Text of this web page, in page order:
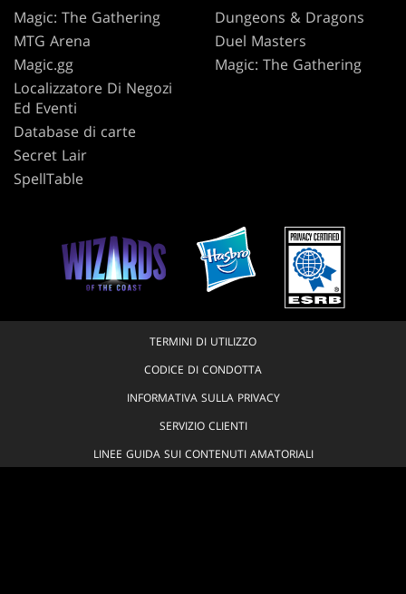
Magic: The Gathering
MTG Arena
Magic.gg
Localizzatore Di Negozi
Ed Eventi
Database di carte
Secret Lair
SpellTable
Dungeons & Dragons
Duel Masters
Magic: The Gathering
TERMINI DI UTILIZZO
CODICE DI CONDOTTA
INFORMATIVA SULLA PRIVACY
SERVIZIO CLIENTI
LINEE GUIDA SUI CONTENUTI AMATORIALI